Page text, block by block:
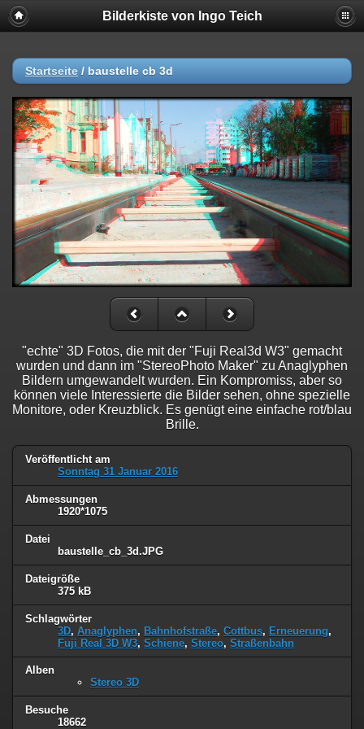
Bilderkiste von Ingo Teich
Startseite / baustelle cb 3d
"echte" 3D Fotos, die mit der "Fuji Real3d W3" gemacht
wurden und dann im "StereoPhoto Maker" zu Anaglyphen
Bildern umgewandelt wurden. Ein Kompromiss, aber so
können viele Interessierte die Bilder sehen, ohne spezielle
Monitore, oder Kreuzblick. Es genügt eine einfache rot/blau
Brille.
Veröffentlicht am
Sonntag 31 Januar 2016
Abmessungen
1920*1075
Datei
baustelle_cb_3d.JPG
Dateigröße
375 kB
Schlagwörter
3D, Anaglyphen, Bahnhofstraße, Cottbus, Erneuerung,
Fuji Real 3D W3, Schiene, Stereo, Straßenbahn
Alben
Stereo 3D
Besuche
18662